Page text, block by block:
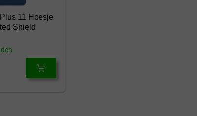
11 Hoesje
Shield